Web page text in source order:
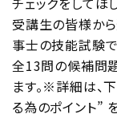
受講生の皆様か
事士の技能試験
全13問の候補問
ます。※詳細は
る為のポイント”